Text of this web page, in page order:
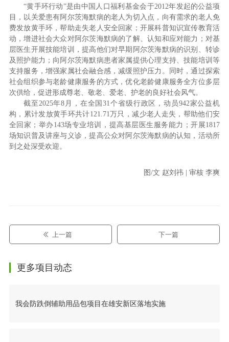
“黄手环行动”是由中国人口福利基金会于2012年发起的公益项
目，以关爱患有阿尔茨海默病的老人为切入点，向有需求的老人免
费发放黄手环，帮助走失老人安全回家；开展科普知识宣传教育活
动，增进社会大众对阿尔茨海默病的了解、认知和应对能力；对基
层医生开展技能培训，提高他们对早期阿尔茨海默病的识别、转诊
及照护能力；向阿尔茨海默病患者家属提供心理支持、技能培训等
支持服务，增强家属社会融合感，减缓照护压力。同时，通过探索
社会组织参与老龄健康服务的方式，优化老龄健康服务全方位多层
次供给，促进形成尊老、敬老、爱老、护老的良好社会风气。
截至2025年8月，在全国31个省级行政区，动员942家公益机
构，累计发放黄手环共计121.71万只，减少老人走失，帮助他们安
全回家；举办143场专业培训，提高基层医生服务能力；开展1817
场知识普及讲座与义诊，提高公众对阿尔茨海默病的认知，活动所
到之处深受欢迎。
图/文 赵刘祎 | 审核 李爽
上一篇 下一篇
更多项目动态
我会防跌倒辅助用品包项目在雄安新区落地实施